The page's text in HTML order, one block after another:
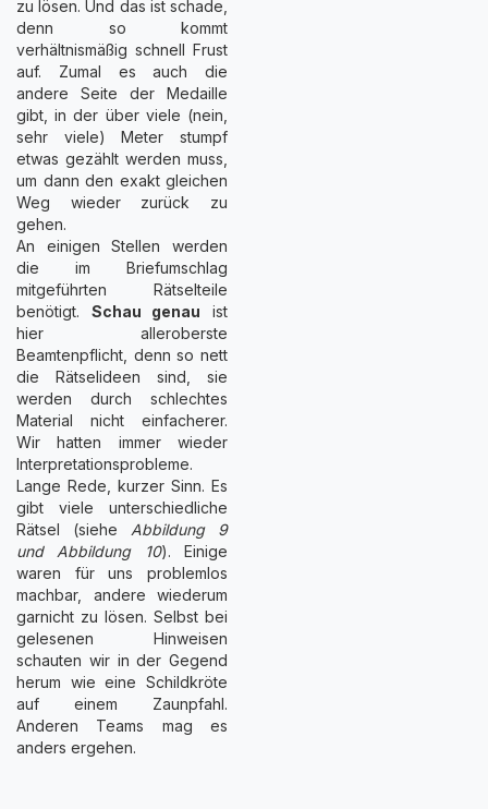
zu lösen. Und das ist schade,
denn so kommt
verhältnismäßig schnell Frust
auf. Zumal es auch die
andere Seite der Medaille
gibt, in der über viele (nein,
sehr viele) Meter stumpf
etwas gezählt werden muss,
um dann den exakt gleichen
Weg wieder zurück zu
gehen.
An einigen Stellen werden
die im Briefumschlag
mitgeführten Rätselteile
benötigt. Schau genau ist
hier alleroberste
Beamtenpflicht, denn so nett
die Rätselideen sind, sie
werden durch schlechtes
Material nicht einfacherer.
Wir hatten immer wieder
Interpretationsprobleme.
Lange Rede, kurzer Sinn. Es
gibt viele unterschiedliche
Rätsel (siehe Abbildung 9
und Abbildung 10). Einige
waren für uns problemlos
machbar, andere wiederum
garnicht zu lösen. Selbst bei
gelesenen Hinweisen
schauten wir in der Gegend
herum wie eine Schildkröte
auf einem Zaunpfahl.
Anderen Teams mag es
anders ergehen.